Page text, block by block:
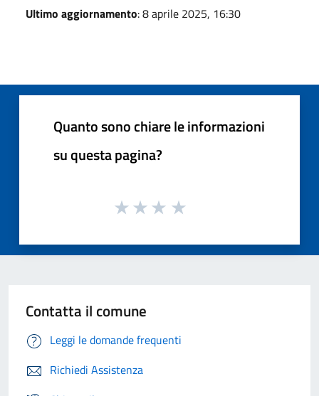
Ultimo aggiornamento: 8 aprile 2025, 16:30
Quanto sono chiare le informazioni
su questa pagina?
Contatta il comune
Leggi le domande frequenti
Richiedi Assistenza